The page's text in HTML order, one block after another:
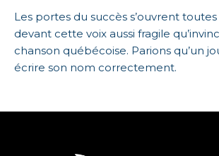
Les portes du succès s’ouvrent
devant cette voix aussi fragile
chanson québécoise. Parions qu’un
écrire son nom correctement.